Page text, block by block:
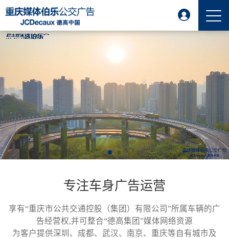
专注车身广告运营
享有“重庆市公共交通控股（集团）有限公司”所属车辆的广
告经营权,并可整合“德高集团”媒体网络资源
为客户提供深圳、成都、武汉、南京、重庆等自有城市及